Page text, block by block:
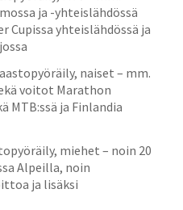
ja -yhteislähdössä
Cupissa yhteislähdössä ja
naiset – mm.
voitot Marathon
MTB:ssä ja Finlandia
miehet – noin 20
Alpeilla, noin
ja lisäksi